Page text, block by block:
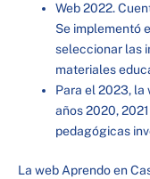
Web 2022.
Se implementó
seleccionar las
materiales
Para el 2023, la
años 2020,
pedagógicas
La web Aprendo en